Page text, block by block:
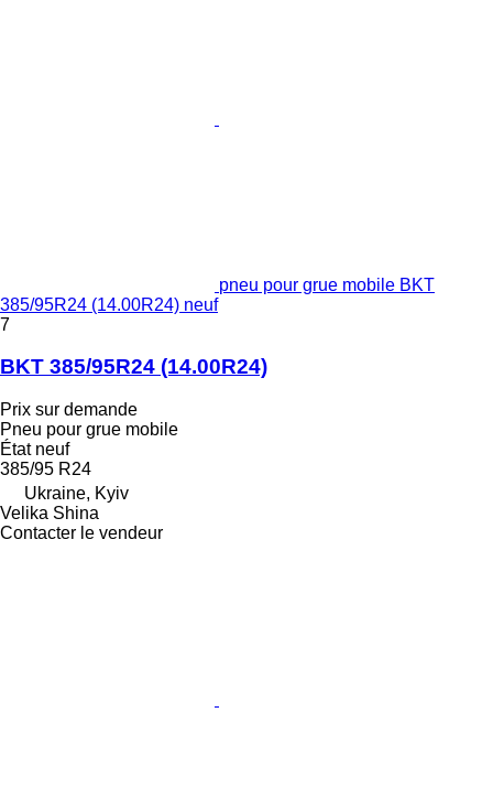
pneu pour grue mobile BKT
385/95R24 (14.00R24) neuf
7
BKT 385/95R24 (14.00R24)
Prix sur demande
Pneu pour grue mobile
Étatneuf
385/95 R24
Ukraine, Kyiv
Velika Shina
Contacter le vendeur